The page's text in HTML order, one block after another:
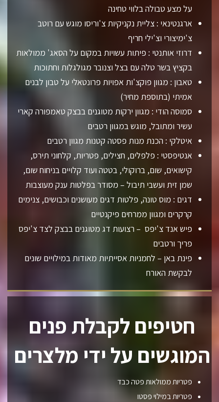
על מצע טבולה בלווי טחינה
ארגנטינאי : צליית נקניקיות צ'וריסו מוגש עם רוטב
צ'ימיצורי וצ'ילי חריף
דרוזי אותנטי : פיתות עשויות במקום על הסאג' ממולאות
בקציץ בשר טלה עם בצל וצנובר מגולגלות וחתוכות
טאבון : מגוון פוקצ'ות אפויות פרונטאלי על טבון לבנים
אמיתי (בתוספת מחיר)
סמוסה הודי : מגוון ירקות מטוגנים בבצק טאמפורה קארי
עשיר ומתובל, מוגש במגוון רטבים
איטלקי : הכנת מנות פסטה קטנות מגוון רטבים
אנטיפסטי : פלפלים, חצילים, פטריות, קלחוני תירס,
קישואים, שום, ברוקולי, בטטה ועוד קלויים בניחוח שום,
שמן זית ועשבי תיבול – מסודר בפלטות ענק מעוצבות
דגים : מוס טונה, פלטות דגים מעושנים וכבושים, צנימים
קרקרים ומגוון ממרחים פיקנטיים
פיש אנד צ'יפס – רצועות דג מטוגנים בבצק לצד צ'יפס
פריך ורטבים
פינת באן – לחמניות אסייתיות מאודות במילויים שונים
לבקשת האורח
חטיפים לקבלת פנים
המוגשים על ידי מלצרים
פטריות ממולאות פטה כבד
פטריות במילוי פסטו